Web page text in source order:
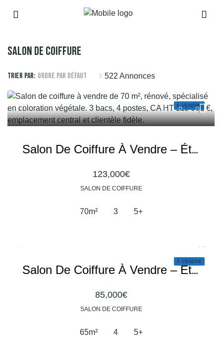
Salon De Coiffure
522 Annonces
Trier par: Ordre par défaut
À VENDRE
Salon De Coiffure À Vendre – Établissement Rénové Au Cœur D’une Ville Dynamique
123,000€
SALON DE COIFFURE
70m² 3 5+
À VENDRE
Salon De Coiffure À Vendre – Établissement Récent Et Clé En Main
85,000€
SALON DE COIFFURE
65m² 4 5+